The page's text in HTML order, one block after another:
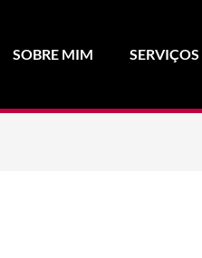
SOBRE MIM SERVIÇOS